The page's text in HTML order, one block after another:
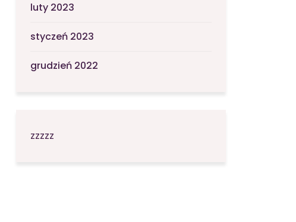
luty 2023
styczeń 2023
grudzień 2022
zzzzz